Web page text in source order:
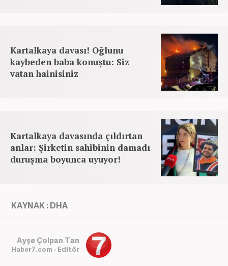
Kartalkaya davası! Oğlunu
kaybeden baba konuştu: Siz
vatan hainisiniz
Kartalkaya davasında çıldırtan
anlar: Şirketin sahibinin damadı
duruşma boyunca uyuyor!
KAYNAK : DHA
Ayşe Çolpan Tan
Haber7.com - Editör